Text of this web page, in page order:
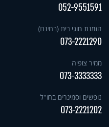
052-9551591
הזמנת חוגי בית (בחינם)
073-2221290
ממיר צופיה
073-3333333
נופשים וסמינרים בחו"ל
073-2221202